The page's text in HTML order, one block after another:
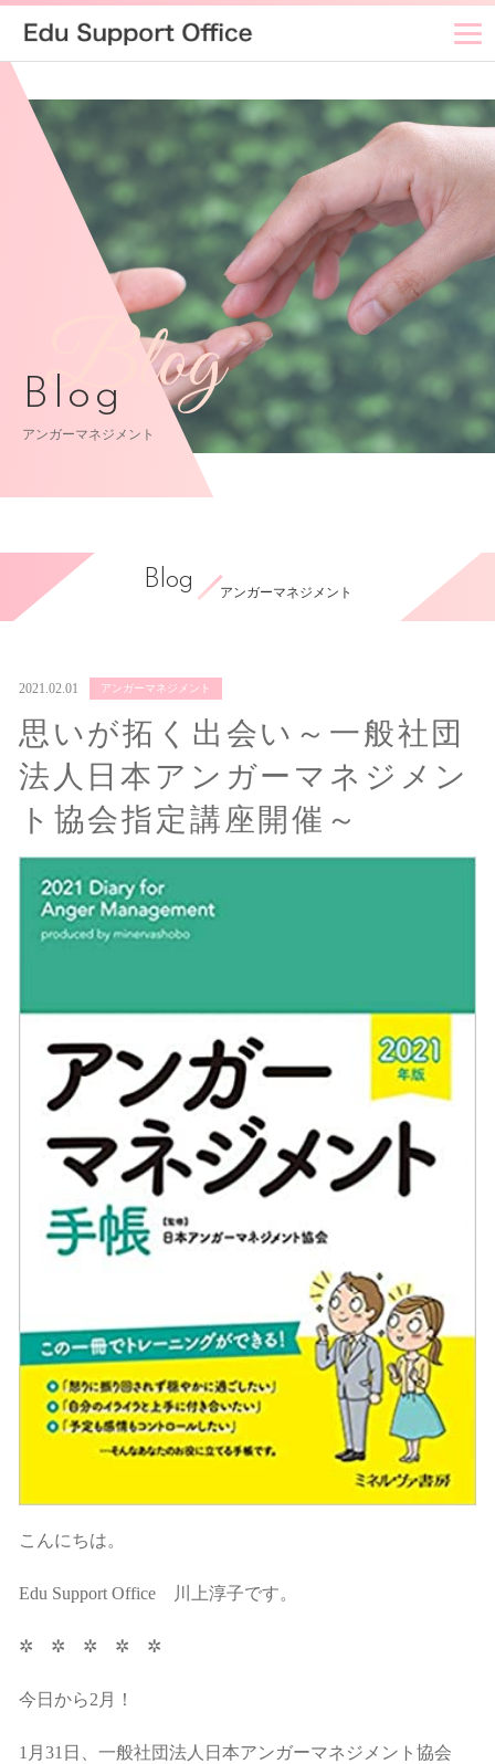
Blog
Blog
アンガーマネジメント
Blog
アンガーマネジメント
2021.02.01 アンガーマネジメント
思いが拓く出会い～一般社団
法人日本アンガーマネジメン
ト協会指定講座開催～
こんにちは。
Edu Support Office 川上淳子です。
✲ ✲ ✲ ✲ ✲
今日から2月！
1月31日、一般社団法人日本アンガーマネジメント協会